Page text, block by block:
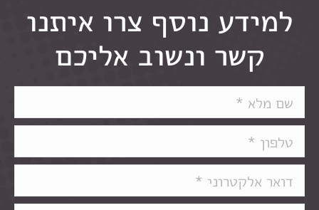
למידע נוסף צרו איתנו
קשר ונשוב אליכם